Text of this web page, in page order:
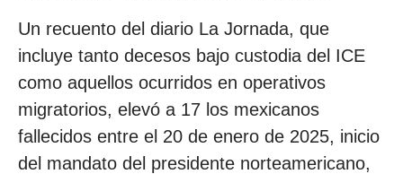
Un recuento del diario La Jornada, que
incluye tanto decesos bajo custodia del ICE
como aquellos ocurridos en operativos
migratorios, elevó a 17 los mexicanos
fallecidos entre el 20 de enero de 2025, inicio
del mandato del presidente norteamericano,